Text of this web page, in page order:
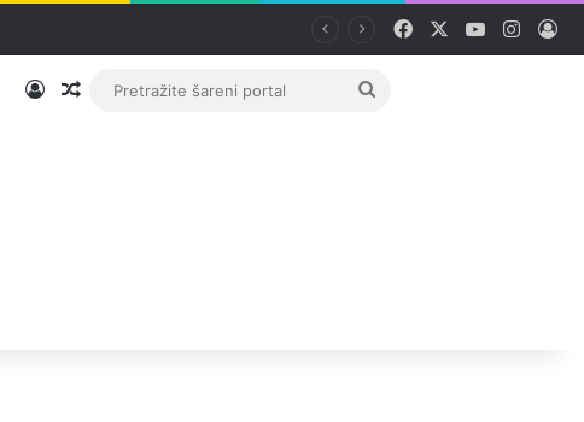
Facebook YouTube
PrijavaRandom članak
Pretražite